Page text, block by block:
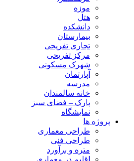
موزه
هتل
دانشکده
بیمارستان
تجاری تفریحی
مرکز تفریحی
شهرک مسکونی
آپارتمان
مدرسه
خانه سالمندان
پارک – فضای سبز
نمایشگاه
پروژه ها
طراحی معماری
طراحی فنی
متره و برآورد
اقلیم در معماری